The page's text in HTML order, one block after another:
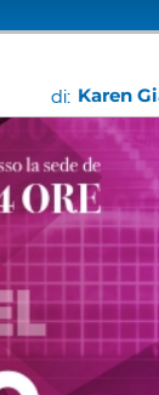
di: Karen